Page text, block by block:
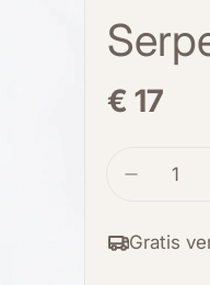
Normale
€ 17
Hoeveelheid
Gratis